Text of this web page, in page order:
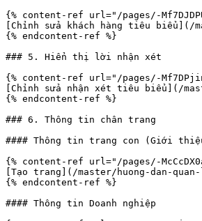
{% content-ref url="/pages/-
[Chỉnh sửa khách hàng tiêu biểu](/
{% endcontent-ref %}
### 5. Hiển thị lời nhận xét
{% content-ref url="/pages/-
[Chỉnh sửa nhận xét tiêu biểu](/
{% endcontent-ref %}
### 6. Thông tin chân trang
#### Thông tin trang con (Giới
{% content-ref url="/pages/-
[Tạo trang](/master/huong-dan-
{% endcontent-ref %}
#### Thông tin Doanh nghiệp